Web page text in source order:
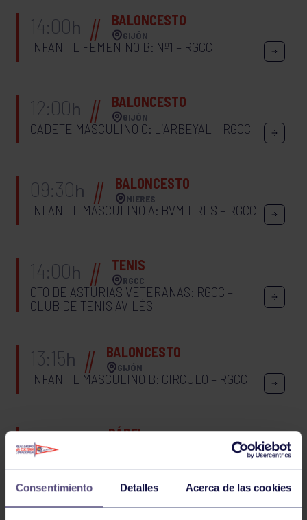
Consentimiento Detalles Acerca de las cookies
14:00h BALONCESTO
GIJÓN
INFANTIL FEMENINO B: Nº1 – RGCC
12:00h BALONCESTO
GIJÓN
CADETE MASCULINO C: L´ARBEYAL – RGCC
09:30h BALONCESTO
MIERES
INFANTIL MASCULINO A: BVMIERES – RGCC
14:00h TENIS
RGCC
CTO DE ASTURIAS VETERANAS: RGCC –
CLUB DE TENIS AVILÉS
13:15h BALONCESTO
GIJÓN
INFANTIL MASCULINO B: CIRCULO – RGCC
11:00 PÁDEL
LIGA FEDERADA PADEL 1ª FEMENINA:
CHAS-TTES KIKE – RGCC B